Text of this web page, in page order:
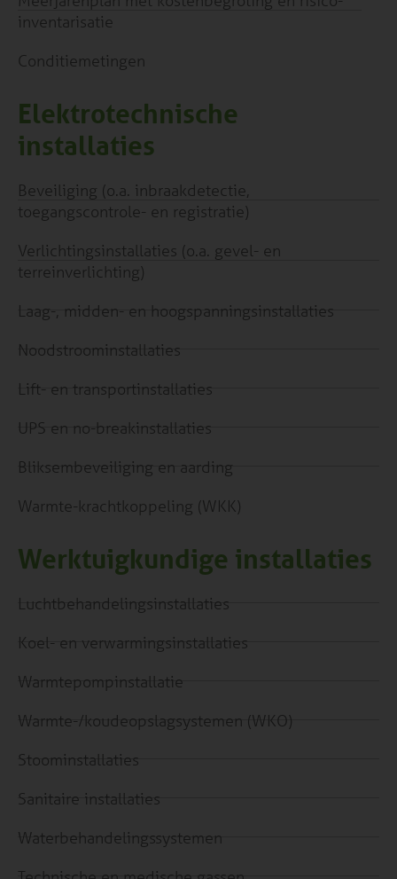
inventarisatie
Conditiemetingen
Elektrotechnische
installaties
Beveiliging (o.a. inbraakdetectie,
toegangscontrole- en registratie)
Verlichtingsinstallaties (o.a. gevel- en
terreinverlichting)
Laag-, midden- en hoogspanningsinstallaties
Noodstroominstallaties
Lift- en transportinstallaties
UPS en no-breakinstallaties
Bliksembeveiliging en aarding
Warmte-krachtkoppeling (WKK)
Werktuigkundige installaties
Luchtbehandelingsinstallaties
Koel- en verwarmingsinstallaties
Warmtepompinstallatie
Warmte-/koudeopslagsystemen (WKO)
Stoominstallaties
Sanitaire installaties
Waterbehandelingssystemen